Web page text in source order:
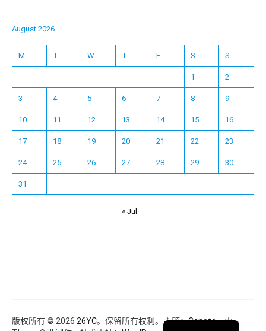
August 2026
M T W T F S S
1 2
3 4 5 6 7 8 9
10 11 12 13 14 15 16
17 18 19 20 21 22 23
24 25 26 27 28 29 30
31
« Jul
版权所有 © 2026 26YC。保留所有权利。主题：Cenote，由
English